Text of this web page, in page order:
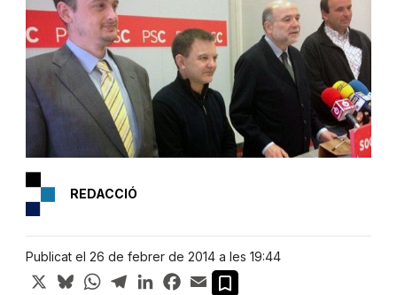
REDACCIÓ
Publicat el 26 de febrer de 2014 a les 19:44
X BlueskyWhatsApp
TelegramLinkedInFacebook
Email